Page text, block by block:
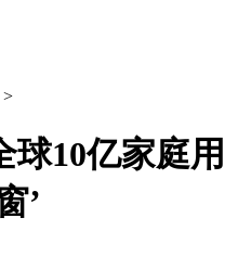
>
球10亿家庭用
’